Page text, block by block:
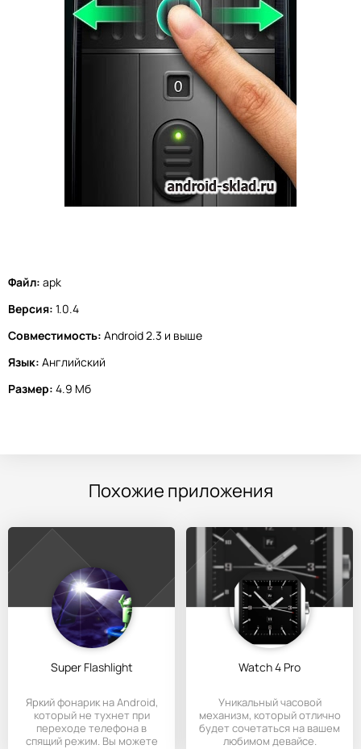
Файл: apk
Версия: 1.0.4
Совместимость: Android 2.3 и выше
Язык: Английский
Размер: 4.9 Мб
Похожие приложения
Super Flashlight
Яркий фонарик на Android,
который не тухнет при
переходе телефона в
спящий режим. Вы можете
Watch 4 Pro
Уникальный часовой
механизм, который отлично
будет сочетаться на вашем
любимом девайсе.